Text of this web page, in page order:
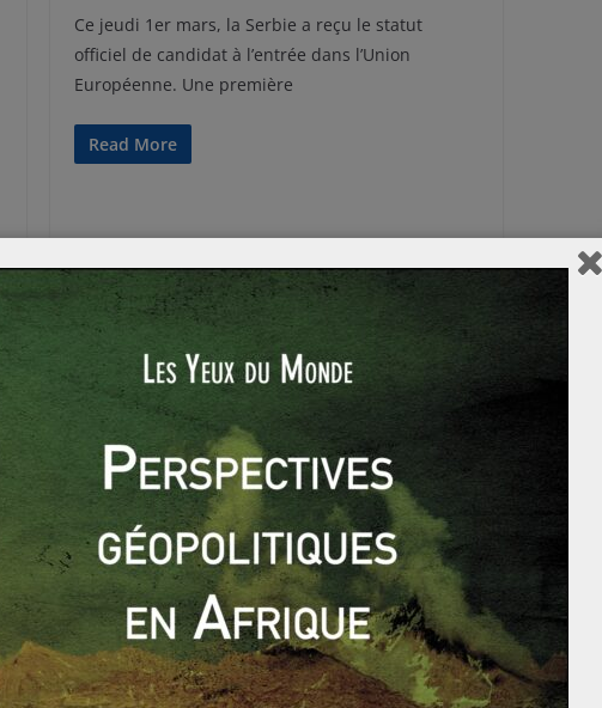
Ce jeudi 1er mars, la Serbie a reçu le statut
officiel de candidat à l’entrée dans l’Union
Européenne. Une première
Read More
ACTUALITÉS EUROPE
Sylvain ZUBER 23 février 2012 2 Comments
L’Abkhazie donne des maux de tête à la
Russie
Le président abkhaze, Alexandre Ankvab, a
échappé hier à une tentative d’assassinat. Armés
de fusils d’assaut, de lance roquettes et
Read More
ACTUALITÉS ALLEMAGNE EUROPE
FRANCE